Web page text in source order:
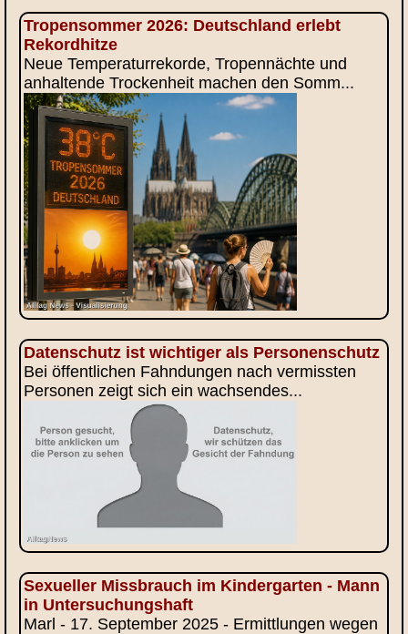
Tropensommer 2026: Deutschland erlebt
Rekordhitze
Neue Temperaturrekorde, Tropennächte und
anhaltende Trockenheit machen den Somm...
Datenschutz ist wichtiger als Personenschutz
Bei öffentlichen Fahndungen nach vermissten
Personen zeigt sich ein wachsendes...
Sexueller Missbrauch im Kindergarten - Mann
in Untersuchungshaft
Marl - 17. September 2025 - Ermittlungen wegen